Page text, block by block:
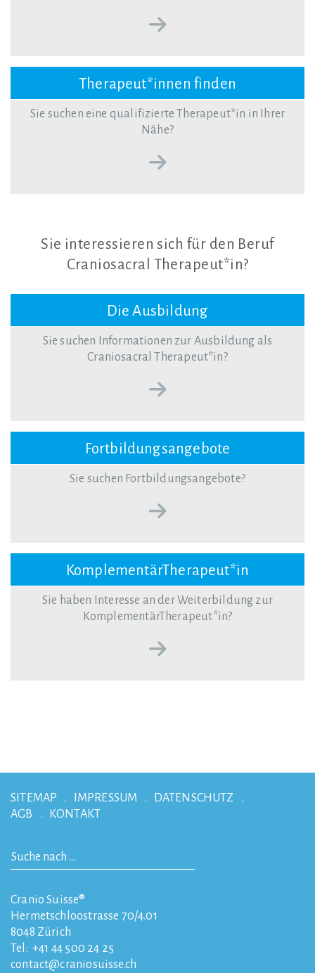
Therapeut*innen finden
Sie suchen eine qualifizierte Therapeut*in in Ihrer
Nähe?
Sie interessierensich für den Beruf
Craniosacral Therapeut*in?
Die Ausbildung
Sie suchen Informationen zur Ausbildung als
Craniosacral Therapeut*in?
Fortbildungsangebote
Sie suchen Fortbildungsangebote?
KomplementärTherapeut*in
Sie haben Interesse an der Weiterbildung zur
KomplementärTherapeut*in?
SITEMAP IMPRESSUM
DATENSCHUTZ
AGB
KONTAKT
Cranio Suisse®
Hermetschloostrasse 70/4.01
8048 Zürich
Tel: +41 44 500 24 25
contact
craniosuisse.ch